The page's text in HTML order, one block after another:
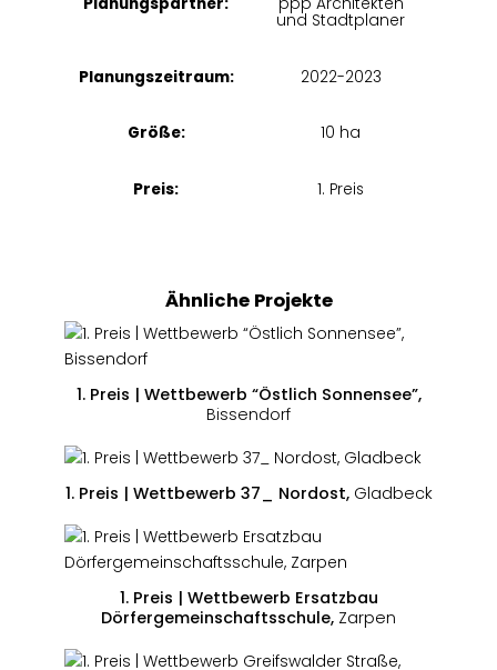
Planungszeitraum:
Größe:
Preis:
und Stadtplaner
2022-2023
10 ha
1. Preis
Ähnliche Projekte
1. Preis | Wettbewerb “Östlich Sonnensee”,
Bissendorf
1. Preis | Wettbewerb 37_ Nordost, Gladbeck
1. Preis | Wettbewerb Ersatzbau
Dörfergemeinschaftsschule, Zarpen